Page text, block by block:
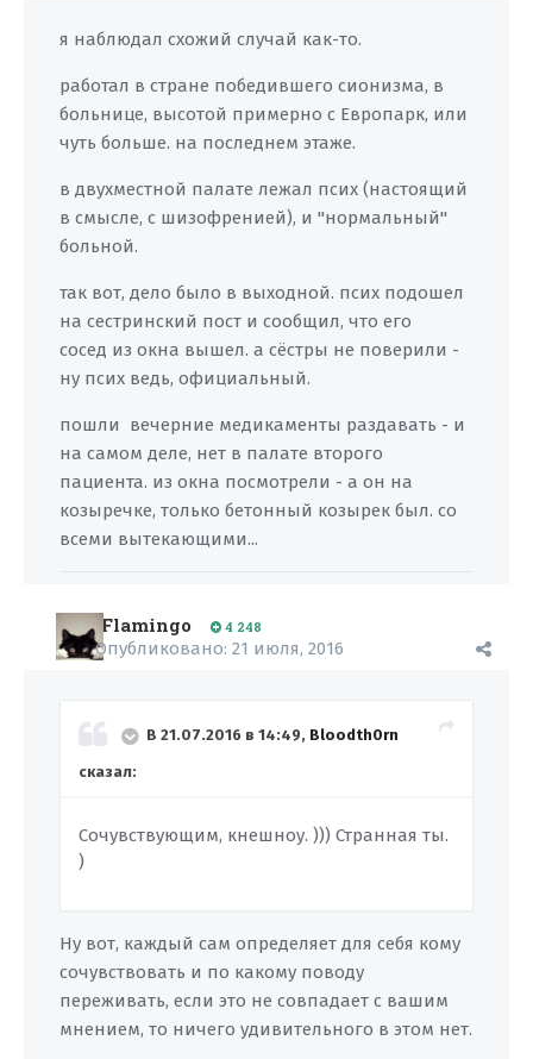
я наблюдал схожий случай как-то.
работал в стране победившего сионизма, в
больнице, высотой примерно с Европарк, или
чуть больше. на последнем этаже.
в двухместной палате лежал псих (настоящий
в смысле, с шизофренией), и "нормальный"
больной.
так вот, дело было в выходной. псих подошел
на сестринский пост и сообщил, что его
сосед из окна вышел. а сёстры не поверили -
ну псих ведь, официальный.
пошли вечерние медикаменты раздавать - и
на самом деле, нет в палате второго
пациента. из окна посмотрели - а он на
козыречке, только бетонный козырек был. со
всеми вытекающими...
Flamingo 4 248
Опубликовано: 21 июля, 2016
В 21.07.2016 в 14:49, Bloodth0rn
сказал:
Сочувствующим, кнешноу. ))) Странная ты.
)
Ну вот, каждый сам определяет для себя кому
сочувствовать и по какому поводу
переживать, если это не совпадает с вашим
мнением, то ничего удивительного в этом нет.